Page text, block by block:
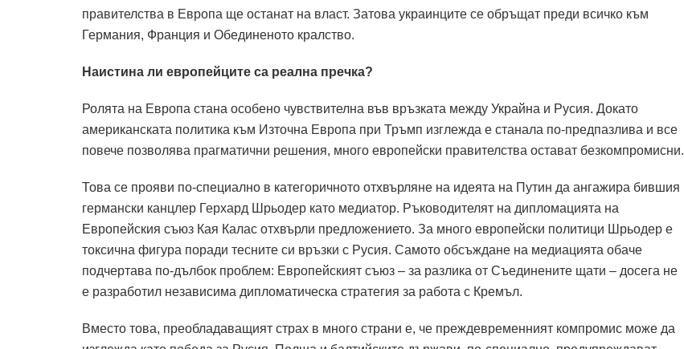
правителства в Европа ще останат на власт. Затова украинците се обръщат преди всичко към
Германия, Франция и Обединеното кралство.
Наистина ли европейците са реална пречка?
Ролята на Европа стана особено чувствителна във връзката между Украйна и Русия. Докато
американската политика към Източна Европа при Тръмп изглежда е станала по-предпазлива и все
повече позволява прагматични решения, много европейски правителства остават безкомпромисни.
Това се прояви по-специално в категоричното отхвърляне на идеята на Путин да ангажира бившия
германски канцлер Герхард Шрьодер като медиатор. Ръководителят на дипломацията на
Европейския съюз Кая Калас отхвърли предложението. За много европейски политици Шрьодер е
токсична фигура поради тесните си връзки с Русия. Самото обсъждане на медиацията обаче
подчертава по-дълбок проблем: Европейският съюз – за разлика от Съединените щати – досега не
е разработил независима дипломатическа стратегия за работа с Кремъл.
Вместо това, преобладаващият страх в много страни е, че преждевременният компромис може да